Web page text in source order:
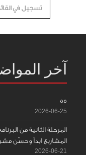
آخر
55
2026-06-25
المرحلة الثانية من
المشاريع ابدأ وحسّن
2026-06-21